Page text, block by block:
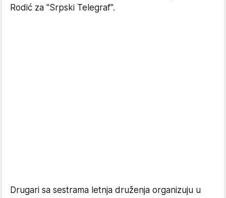
Rodić za "Srpski Telegraf".
Drugari sa sestrama letnja druženja organizuju u